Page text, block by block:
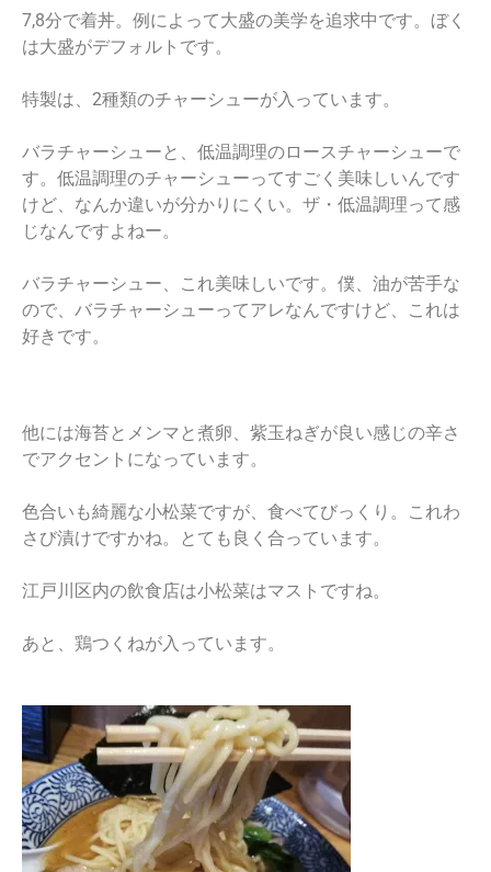
7,8分で着丼。例によって大盛の美学を追求中です。ぼく
は大盛がデフォルトです。
特製は、2種類のチャーシューが入っています。
バラチャーシューと、低温調理のロースチャーシューで
す。低温調理のチャーシューってすごく美味しいんです
けど、なんか違いが分かりにくい。ザ・低温調理って感
じなんですよねー。
バラチャーシュー、これ美味しいです。僕、油が苦手な
ので、バラチャーシューってアレなんですけど、これは
好きです。
他には海苔とメンマと煮卵、紫玉ねぎが良い感じの辛さ
でアクセントになっています。
色合いも綺麗な小松菜ですが、食べてびっくり。これわ
さび漬けですかね。とても良く合っています。
江戸川区内の飲食店は小松菜はマストですね。
あと、鶏つくねが入っています。